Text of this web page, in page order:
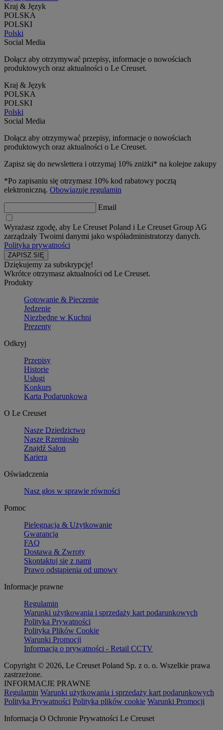
Kraj & Język
POLSKA
POLSKI
Polski
Social Media
Dołącz aby otrzymywać przepisy, informacje o nowościach
produktowych oraz aktualności o Le Creuset.
Kraj & Język
POLSKA
POLSKI
Polski
Social Media
Dołącz aby otrzymywać przepisy, informacje o nowościach
produktowych oraz aktualności o Le Creuset.
Zapisz się do newslettera i otrzymaj 10% zniżki* na kolejne zakupy
*Po zapisaniu się otrzymasz 10% kod rabatowy pocztą
elektroniczną. Obowiązuje regulamin
Email
Wyrażasz zgodę, aby Le Creuset Poland i Le Creuset Group AG
zarządzały Twoimi danymi jako współadministratorzy danych.
Polityka prywatności
Dziękujemy za subskrypcję!
Wkrótce otrzymasz aktualności od Le Creuset.
Produkty
Gotowanie & Pieczenie
Jedzenie
Niezbędne w Kuchni
Prezenty
Odkryj
Przepisy
Historie
Usługi
Konkurs
Karta Podarunkowa
O Le Creuset
Nasze Dziedzictwo
Nasze Rzemiosło
Znajdź Salon
Kariera
Oświadczenia
Nasz głos w sprawie równości
Pomoc
Pielęgnacja & Użytkowanie
Gwarancja
FAQ
Dostawa & Zwroty
Skontaktuj się z nami
Prawo odstąpienia od umowy
Informacje prawne
Regulamin
Warunki użytkowania i sprzedaży kart podarunkowych
Polityka Prywatności
Polityka Plików Cookie
Warunki Promocji
Informacja o prywatności - Retail CCTV
Copyright © 2026, Le Creuset Poland Sp. z o. o. Wszelkie prawa
zastrzeżone.
INFORMACJE PRAWNE
Regulamin Warunki użytkowania i sprzedaży kart podarunkowych
Polityka Prywatności Polityka plików cookie Warunki Promocji
Informacja O Ochronie Prywatności Le Creuset